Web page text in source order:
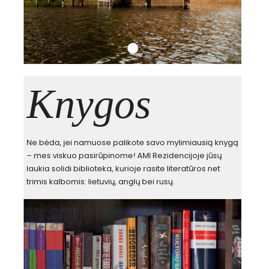
Knygos
Ne bėda, jei namuose palikote savo mylimiausią knygą
– mes viskuo pasirūpinome! AMI Rezidencijoje jūsų
laukia solidi biblioteka, kurioje rasite literatūros net
trimis kalbomis: lietuvių, anglų bei rusų.